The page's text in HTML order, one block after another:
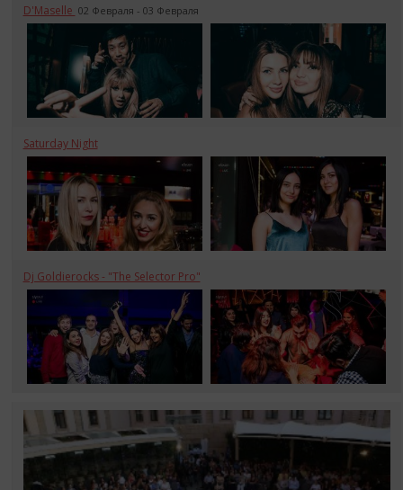
D'Maselle 02 Февраля - 03 Февраля
Saturday Night
Dj Goldierocks - "The Selector Pro"